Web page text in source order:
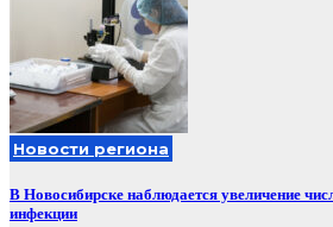
Новости региона
В Новосибирске наблюдается увеличение
инфекции